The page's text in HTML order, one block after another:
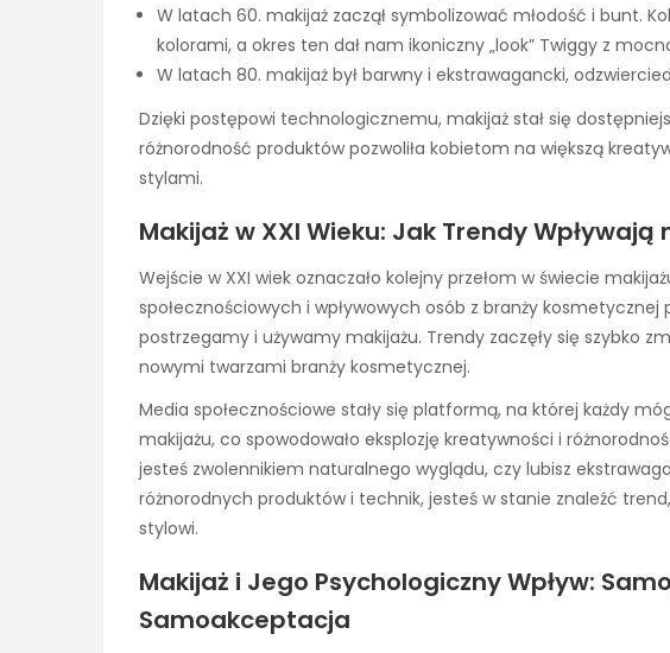
W latach 60. makijaż zaczął symbolizować młodość i bunt.
kolorami, a okres ten dał nam ikoniczny „look” Twiggy z
W latach 80. makijaż był barwny i ekstrawagancki,
Dzięki postępowi technologicznemu, makijaż stał się
różnorodność produktów pozwoliła kobietom na większą
stylami.
Makijaż w XXI Wieku: Jak Trendy
Wejście w XXI wiek oznaczało kolejny przełom w świecie
społecznościowych i wpływowych osób z branży kosmetycznej
postrzegamy i używamy makijażu. Trendy zaczęły się szybko
nowymi twarzami branży kosmetycznej.
Media społecznościowe stały się platformą, na której każdy
makijażu, co spowodowało eksplozję kreatywności i
jesteś zwolennikiem naturalnego wyglądu, czy lubisz
różnorodnych produktów i technik, jesteś w stanie znaleźć
stylowi.
Makijaż i Jego Psychologiczny Wpływ:
Samoakceptacja